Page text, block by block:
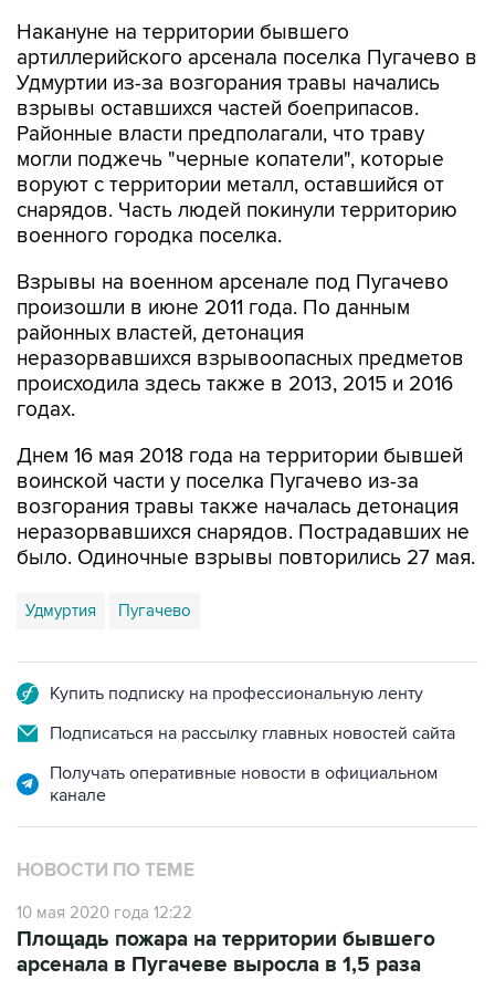
Удмуртии из-за возгорания травы начались
взрывы оставшихся частей боеприпасов.
Районные власти предполагали, что траву
могли поджечь "черные копатели", которые
воруют с территории металл, оставшийся от
снарядов. Часть людей покинули территорию
военного городка поселка.
Взрывы на военном арсенале под Пугачево
районных властей, детонация
неразорвавшихся взрывоопасных предметов
происходила здесь также в 2013, 2015 и 2016
годах.
Днем 16 мая 2018 года на территории бывшей
возгорания травы также началась детонация
неразорвавшихся снарядов. Пострадавших не
было. Одиночные взрывы повторились 27 мая.
Удмуртия Пугачево
Подписаться на рассылку главных новостей сайта
Получать оперативные новости в официальном
НОВОСТИ ПО ТЕМЕ
10 мая 2020 года 12:22
арсенала в Пугачеве выросла в 1,5 раза
9 мая 2020 года 19:14